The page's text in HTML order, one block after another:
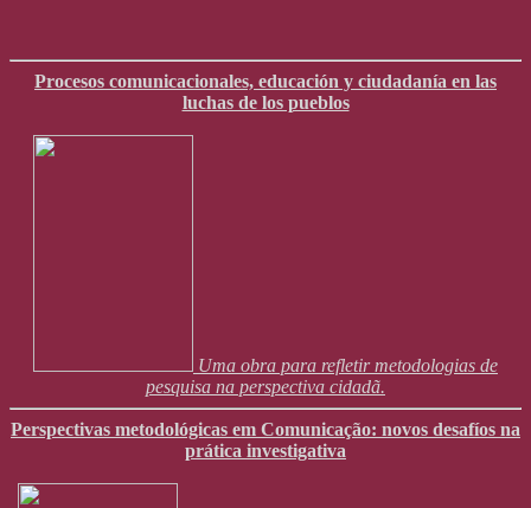
Procesos comunicacionales, educación y ciudadanía en las
luchas de los pueblos
Uma obra para refletir metodologias de
pesquisa na perspectiva cidadã.
Perspectivas metodológicas em Comunicação: novos desafíos na
prática investigativa